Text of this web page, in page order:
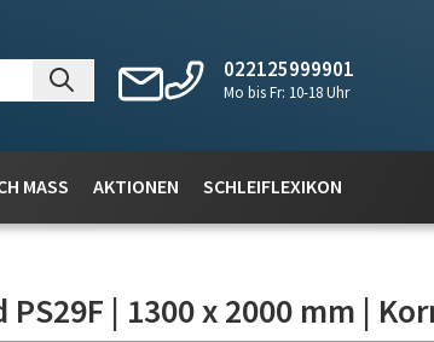
022125999901
Mo bis Fr: 10-18 Uhr
MASS AKTIONEN SCHLEIFLEXIKON
| 1300 x 2000 mm |